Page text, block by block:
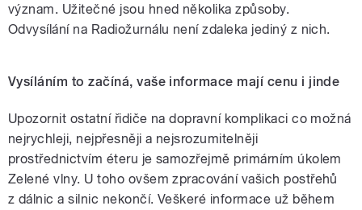
význam. Užitečné jsou hned několika způsoby.
Odvysílání na Radiožurnálu není zdaleka jediný z nich.
Vysíláním to začíná, vaše informace mají cenu i jinde
Upozornit ostatní řidiče na dopravní komplikaci co možná
nejrychleji, nejpřesněji a nejsrozumitelněji
prostřednictvím éteru je samozřejmě primárním úkolem
Zelené vlny. U toho ovšem zpracování vašich postřehů
z dálnic a silnic nekončí. Veškeré informace už během